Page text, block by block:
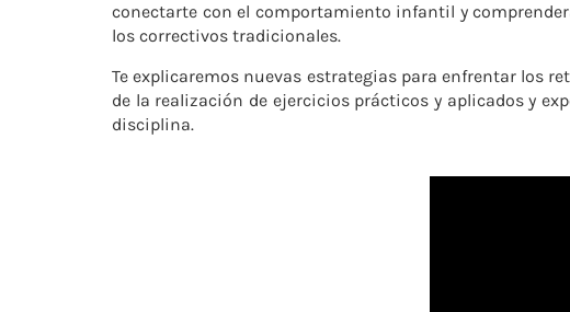
conectarte con el comportamiento infantil y
los correctivos tradicionales.
Te explicaremos nuevas estrategias para enfrentar los
de la realización de ejercicios prácticos y aplicados y
disciplina.